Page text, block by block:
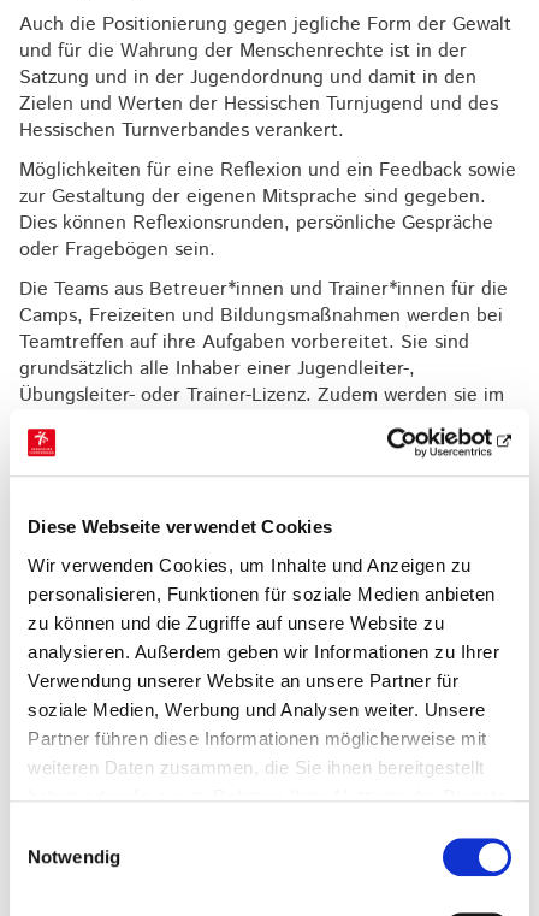
Diese Webseite verwendet Cookies
Wir verwenden Cookies, um Inhalte und Anzeigen zu
personalisieren, Funktionen für soziale Medien anbieten
zu können und die Zugriffe auf unsere Website zu
analysieren. Außerdem geben wir Informationen zu Ihrer
Verwendung unserer Website an unsere Partner für
soziale Medien, Werbung und Analysen weiter. Unsere
Partner führen diese Informationen möglicherweise mit
weiteren Daten zusammen, die Sie ihnen bereitgestellt
Notwendig
Auch die Positionierung gegen jegliche Form der Gewalt
und für die Wahrung der Menschenrechte ist in der
Satzung und in der Jugendordnung und damit in den
Zielen und Werten der Hessischen Turnjugend und des
Hessischen Turnverbandes verankert.
Möglichkeiten für eine Reflexion und ein Feedback sowie
zur Gestaltung der eigenen Mitsprache sind gegeben.
Dies können Reflexionsrunden, persönliche Gespräche
oder Fragebögen sein.
Die Teams aus Betreuer*innen und Trainer*innen für die
Camps, Freizeiten und Bildungsmaßnahmen werden bei
Teamtreffen auf ihre Aufgaben vorbereitet. Sie sind
grundsätzlich alle Inhaber einer Jugendleiter-,
Übungsleiter- oder Trainer-Lizenz. Zudem werden sie im
Bereich des Kindeswohls zur Sensibilisierung geschult.
Alle Engagierten, die die Aufsichtspflicht über
Minderjährige übernehmen, legen darüberhinaus das
Für den professionellen Umgang mit möglichen
Verdachtsfällen und als fachliche Unterstützung und
Beratungsstelle wird die Sportjugend Hessen als
Partnerorganisation hinzugezogen.
Für Fragen und Anliegen zu diesem Thema innerhalb der
HTJ und des HTV stehen der HTJ-Vorstand
, das
HTV-Präsidium
und die
Ansprechpersonen zum Schutz des Kindeswohls
gerne
zur Verfügung.
Projekt Schutzkonzept Kindeswohl
Über die bestehenden Maßnahmen hinaus beteiligen